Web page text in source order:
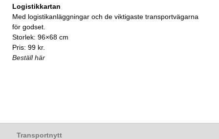
Logistikkartan
Med logistikanläggningar och de viktigaste transportvägarna
för godset.
Storlek: 96×68 cm
Pris: 99 kr.
Beställ här
Transportnytt